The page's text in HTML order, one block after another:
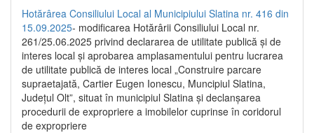
Hotărârea Consiliului Local al Municipiului Slatina nr. 416 din
15.09.2025- modificarea Hotărârii Consiliului Local nr.
261/25.06.2025 privind declararea de utilitate publică și de
interes local și aprobarea amplasamentului pentru lucrarea
de utilitate publică de interes local „Construire parcare
supraetajată, Cartier Eugen Ionescu, Muncipiul Slatina,
Județul Olt”, situat în municipiul Slatina și declanșarea
procedurii de expropriere a imobilelor cuprinse în coridorul
de expropriere